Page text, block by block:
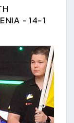
- 14-1